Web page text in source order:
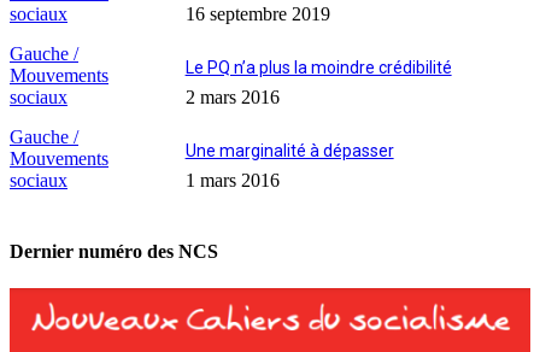
sociaux
16 septembre 2019
Gauche /
Mouvements
sociaux
Le PQ n’a plus la moindre crédibilité
2 mars 2016
Gauche /
Mouvements
sociaux
Une marginalité à dépasser
1 mars 2016
Dernier numéro des NCS